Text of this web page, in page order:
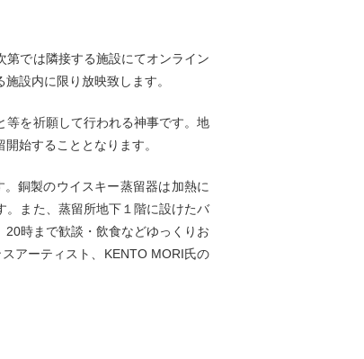
では隣接する施設にてオンライン
設内に限り放映致します。
等を祈願して行われる神事です。地
始することとなります。
銅製のウイスキー蒸留器は加熱に
。また、蒸留所地下１階に設けたバ
時まで歓談・飲食などゆっくりお
アーティスト、KENTO MORI氏の